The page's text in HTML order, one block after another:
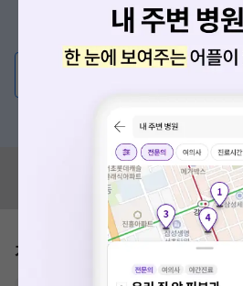
증상/치료, 궁금한 점
💬 무엇이든 물어보세요
혹시 잘못된 병원정보가 있나요?
모두닥 팀에 알려주세요!
가격표